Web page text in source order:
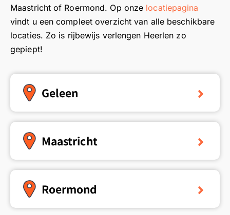
Maastricht of Roermond. Op onze locatiepagina
vindt u een compleet overzicht van alle beschikbare
locaties. Zo is rijbewijs verlengen Heerlen zo
gepiept!
Geleen
Maastricht
Roermond